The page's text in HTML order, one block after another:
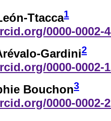
Ttacca1
0000-0002-
Gardini2
0000-0002-
Bouchon3
0000-0002-